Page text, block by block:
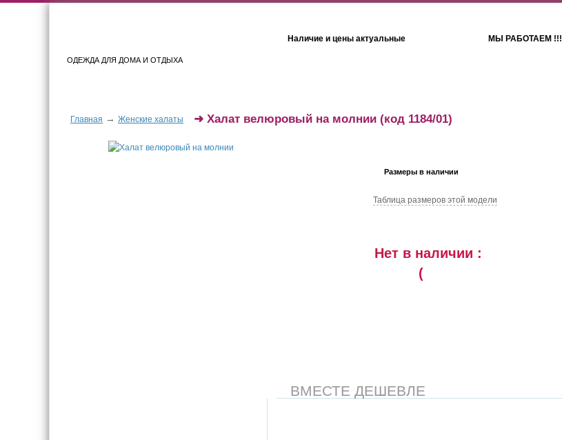
ОДЕЖДА ДЛЯ ДОМА И ОТДЫХА
Наличие и цены актуальные МЫ РАБОТАЕМ !!!
Главная → Женские халаты ➜ Халат велюровый на молнии (код 1184/01)
Размеры в наличии
Таблица размеров этой модели
Нет в наличии :
(
ВМЕСТЕ ДЕШЕВЛЕ